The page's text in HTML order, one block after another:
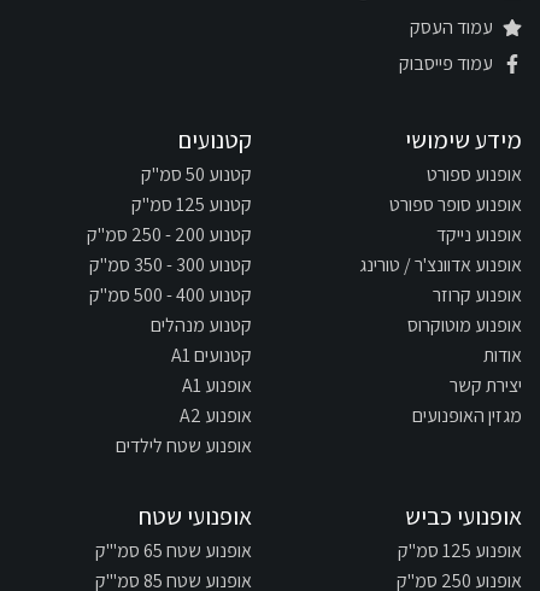
עמוד העסק
עמוד פייסבוק
מידע שימושי
אופנוע ספורט
אופנוע סופר ספורט
אופנוע נייקד
אופנוע אדוונצ'ר / טורינג
אופנוע קרוזר
אופנוע מוטוקרוס
אודות
יצירת קשר
מגזין האופנועים
קטנועים
קטנוע 50 סמ"ק
קטנוע 125 סמ"ק
קטנוע 200 - 250 סמ"ק
קטנוע 300 - 350 סמ"ק
קטנוע 400 - 500 סמ"ק
קטנוע מנהלים
קטנועים A1
אופנוע A1
אופנוע A2
אופנוע שטח לילדים
אופנועי כביש
אופנוע 125 סמ"ק
אופנוע 250 סמ"ק
אופנועי שטח
אופנוע שטח 65 סמ"'ק
אופנוע שטח 85 סמ"'ק